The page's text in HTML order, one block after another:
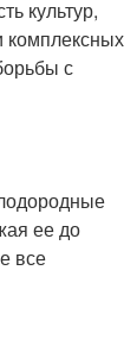
культур,
комплексных
с
ее до
все